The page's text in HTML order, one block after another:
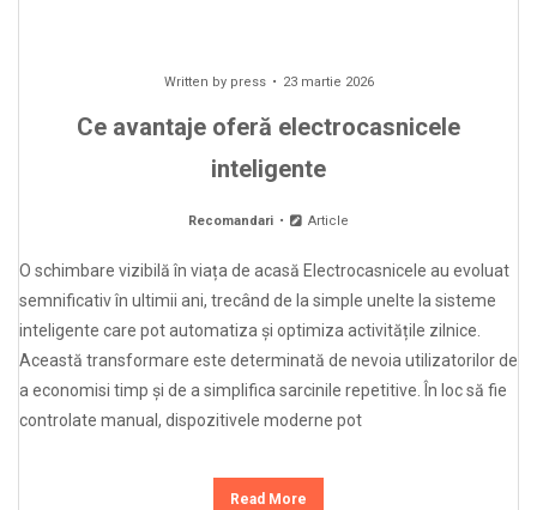
Written by press 23 martie 2026
Ce avantaje oferă electrocasnicele
inteligente
Recomandari Article
O schimbare vizibilă în viața de acasă Electrocasnicele au evoluat
semnificativ în ultimii ani, trecând de la simple unelte la sisteme
inteligente care pot automatiza și optimiza activitățile zilnice.
Această transformare este determinată de nevoia utilizatorilor de
a economisi timp și de a simplifica sarcinile repetitive. În loc să fie
controlate manual, dispozitivele moderne pot
Read More